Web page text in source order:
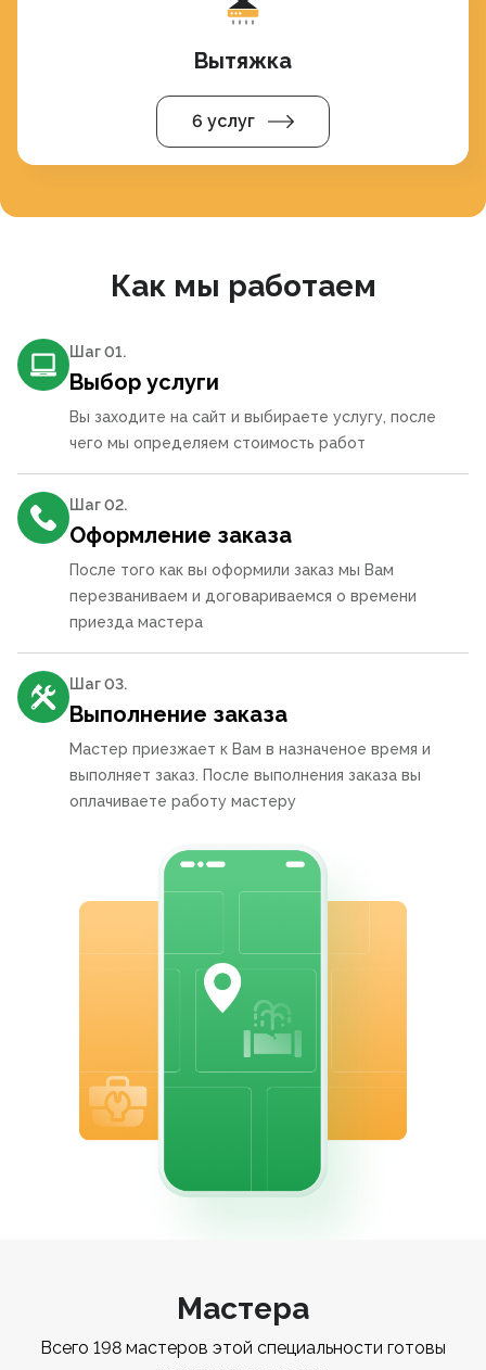
Вытяжка
6 услуг
Как мы работаем
Шаг 01.
Выбор услуги
Вы заходите на сайт и выбираете услугу, после
чего мы определяем стоимость работ
Шаг 02.
Оформление заказа
После того как вы оформили заказ мы Вам
перезваниваем и договариваемся о времени
приезда мастера
Шаг 03.
Выполнение заказа
Мастер приезжает к Вам в назначеное время и
выполняет заказ. После выполнения заказа вы
оплачиваете работу мастеру
Мастера
Всего 198 мастеров этой специальности готовы